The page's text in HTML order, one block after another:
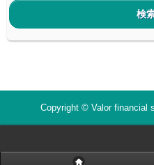
検
Copyright © Valor financial